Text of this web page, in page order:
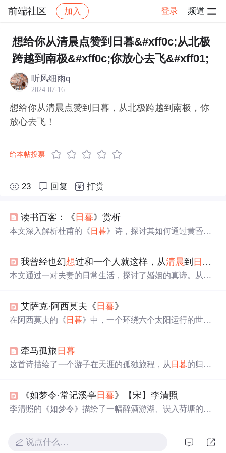
前端社区 加入 登录 频道
社区 前端社区 感慨 帖子详情
想给你从清晨点赞到日暮&#xff0c;从北极
跨越到南极&#xff0c;你放心去飞&#xff01;
听风细雨q
2024-07-16
想给你从清晨点赞到日暮，从北极跨越到南极，你
放心去飞！
给本帖投票
23 回复 打赏
读书百客：《 日暮》赏析
本文深入解析杜甫的《 日暮》诗，探讨其如何通过黄昏乡
我曾经也幻想过和一个人就这样，从清晨到 日暮
本文通过一对夫妻的日常生活，探讨了婚姻的真谛。从经
解远比物质更重要，展现了夫妻间深厚的情感和对生活的
热爱。
艾萨克·阿西莫夫《 日暮》
在阿西莫夫的《 日暮》中，一个环绕六个太阳运行的世界
突然出现的星星导致了全球范围的疯狂。
牵马孤旅 日暮
这首诗描绘了一个游子在天涯的孤独旅程，从 日暮的归途
平静与满足。
《如梦令·常记溪亭 日暮》【宋】李清照
李清照的《如梦令》描绘了一幅醉酒游湖、误入荷塘的美
词展现了李清照早期生活的闲适情趣，以及其独特的文学
说点什么…